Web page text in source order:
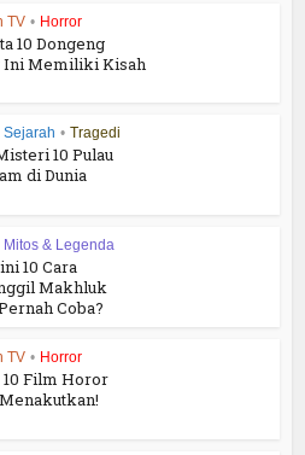
TV • Horror
10 Dongeng
Ini Memiliki Kisah
Sejarah • Tragedi
10 Pulau
di Dunia
Mitos & Legenda
10 Cara
Makhluk
Coba?
TV • Horror
Film Horor